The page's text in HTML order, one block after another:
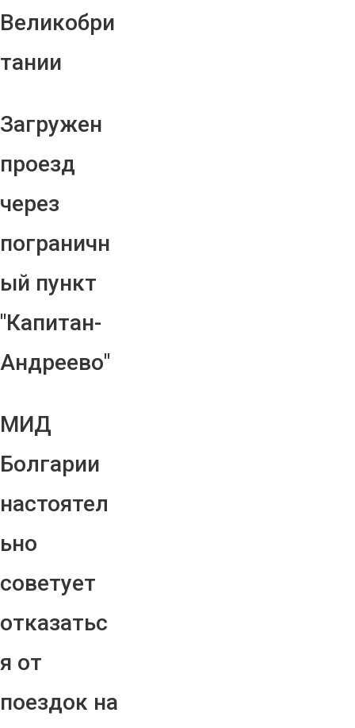
Великобри
тании
Загружен
проезд
через
пограничн
ый пункт
"Капитан-
Андреево"
МИД
Болгарии
настоятел
ьно
советует
отказатьс
я от
поездок на